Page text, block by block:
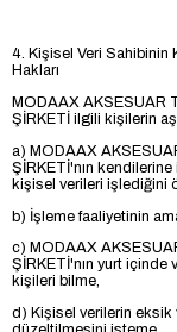
4. Kişisel Veri Sahibinin
Hakları
MODAAX AKSESUAR
ŞİRKETİ ilgili kişilerin
a) MODAAX
ŞİRKETİ'nın
kişisel verileri işlediğini
b) İşleme faaliyetinin
c) MODAAX
ŞİRKETİ'nın yurt içinde
kişileri bilme,
d) Kişisel verilerin eksik